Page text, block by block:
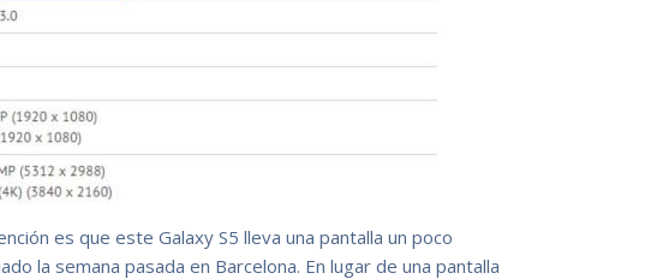
es que este Galaxy S5 lleva una pantalla un poco
la semana pasada en Barcelona. En lugar de una pantalla